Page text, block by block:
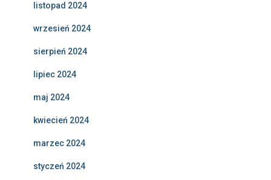
listopad 2024
wrzesień 2024
sierpień 2024
lipiec 2024
maj 2024
kwiecień 2024
marzec 2024
styczeń 2024